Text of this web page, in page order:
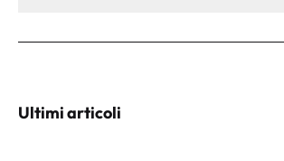
Ultimi articoli